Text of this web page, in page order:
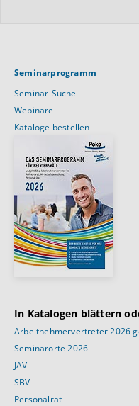
Seminarprogramm
Seminar-Suche
Webinare
Kataloge bestellen
In Katalogen blättern
Arbeitnehmervertreter 2026
Seminarorte 2026
JAV
SBV
Personalrat